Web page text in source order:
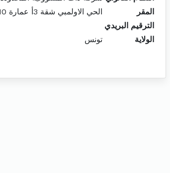
المقر
الحي الاولمبي شقة 3أ عمارة 10
الترقيم البريدي
الولاية
تونس